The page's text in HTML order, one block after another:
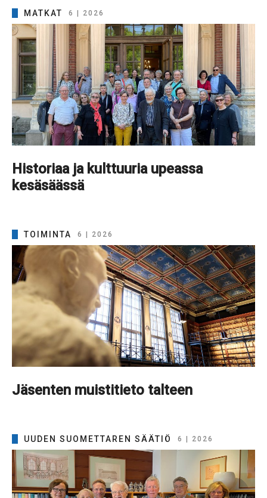
MATKAT 6 | 2026
Historiaa ja kulttuuria upeassa
kesäsäässä
TOIMINTA 6 | 2026
Jäsenten muistitieto talteen
UUDEN SUOMETTAREN SÄÄTIÖ 6 | 2026